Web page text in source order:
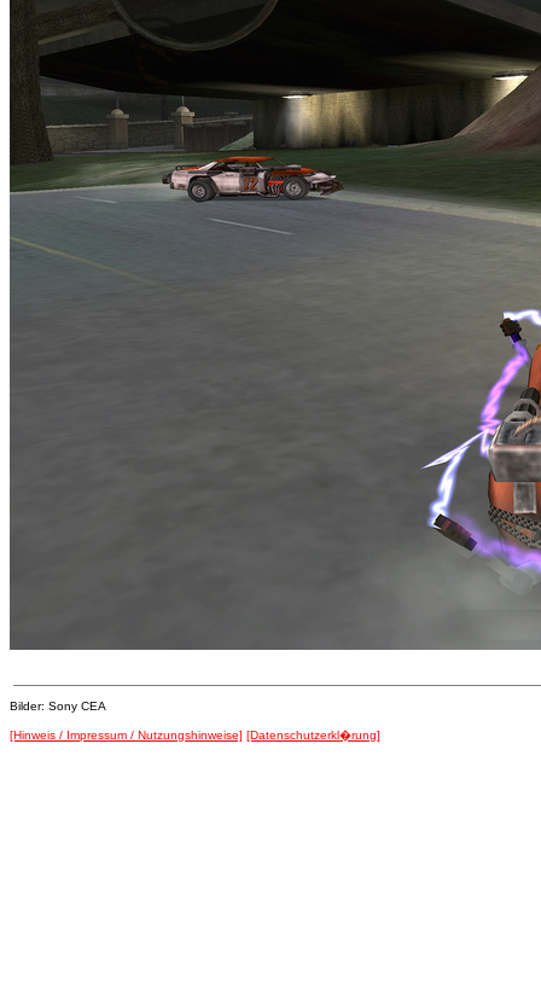
Bilder: Sony CEA
[Hinweis / Impressum / Nutzungshinweise] [Datenschutzerkl�rung]